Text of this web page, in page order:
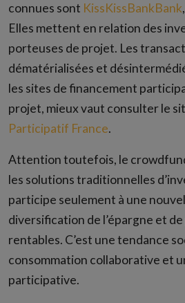
connues sont KissKissBankBank,
Elles mettent en relation des
porteuses de projet. Les
dématérialisées et
les sites de financement
projet, mieux vaut consulter le
Participatif France.
Attention toutefois, le
les solutions traditionnelles
participe seulement à une
diversification de l’épargne et
rentables. C’est une tendance
consommation collaborative et
participative.